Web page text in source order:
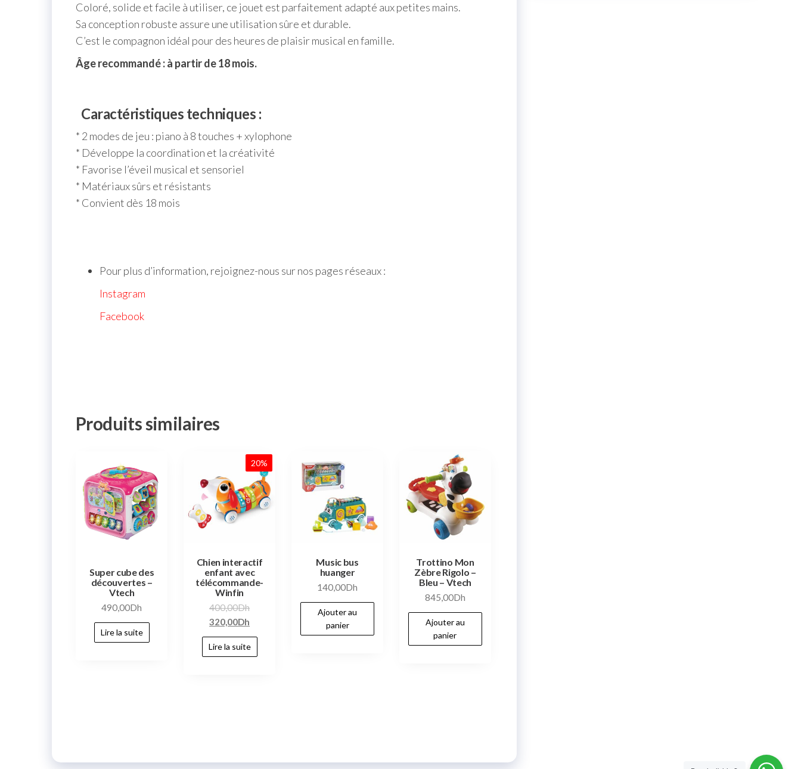
Coloré, solide et facile à utiliser, ce jouet est parfaitement adapté aux petites mains.
Sa conception robuste assure une utilisation sûre et durable.
C’est le compagnon idéal pour des heures de plaisir musical en famille.
Âge recommandé : à partir de 18 mois.
Caractéristiques techniques :
* 2 modes de jeu : piano à 8 touches + xylophone
* Développe la coordination et la créativité
* Favorise l’éveil musical et sensoriel
* Matériaux sûrs et résistants
* Convient dès 18 mois
Pour plus d’information, rejoignez-nous sur nos pages réseaux :
Instagram
Facebook
Produits similaires
Super cube des
découvertes –
Vtech
490,00Dh
Lire la suite
20%
Chien interactif
enfant avec
télécommande-
Winfin
400,00Dh
320,00Dh
Lire la suite
Music bus
huanger
140,00Dh
Ajouter au
panier
Trottino Mon
Zèbre Rigolo –
Bleu – Vtech
845,00Dh
Ajouter au
panier